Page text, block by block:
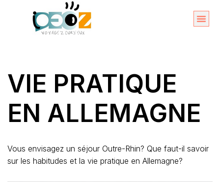
VIE PRATIQUE
EN ALLEMAGNE
Vous envisagez un séjour Outre-Rhin? Que faut-il savoir
sur les habitudes et la vie pratique en Allemagne?